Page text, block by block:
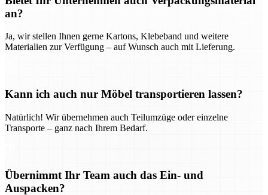
an?
Ja, wir stellen Ihnen gerne Kartons, Klebeband und weitere
Materialien zur Verfügung – auf Wunsch auch mit Lieferung.
Kann ich auch nur Möbel transportieren lassen?
Natürlich! Wir übernehmen auch Teilumzüge oder einzelne
Transporte – ganz nach Ihrem Bedarf.
Übernimmt Ihr Team auch das Ein- und
Auspacken?